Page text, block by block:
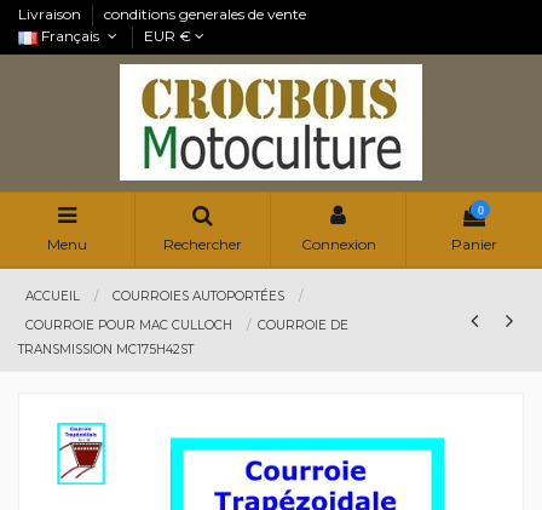
Livraison
conditions generales de vente
Français
EUR €
Menu Rechercher Connexion
0
Panier
ACCUEIL
COURROIES AUTOPORTÉES
COURROIE POUR MAC CULLOCH
COURROIE DE
TRANSMISSION MC175H42ST